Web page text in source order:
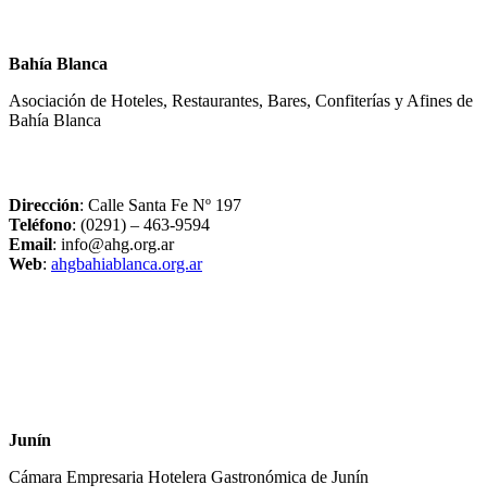
Bahía Blanca
Asociación de Hoteles, Restaurantes, Bares, Confiterías y Afines de
Bahía Blanca
Dirección: Calle Santa Fe Nº 197
Teléfono: (0291) – 463-9594
Email: info@ahg.org.ar
Web: ahgbahiablanca.org.ar
Junín
Cámara Empresaria Hotelera Gastronómica de Junín